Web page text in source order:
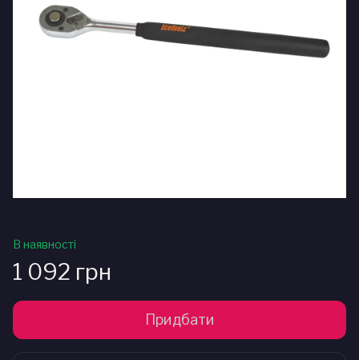
В наявності
1 092 грн
Придбати